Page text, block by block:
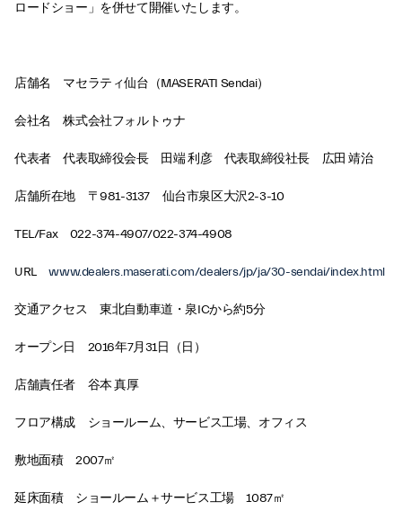
ロードショー」を併せて開催いたします。
店舗名 マセラティ仙台（MASERATI Sendai）
会社名 株式会社フォルトゥナ
代表者 代表取締役会長 田端 利彦 代表取締役社長 広田 靖治
店舗所在地 〒981-3137 仙台市泉区大沢2-3-10
TEL/Fax 022-374-4907/022-374-4908
URLwww.dealers.maserati.com/dealers/jp/ja/30-sendai/index.html
交通アクセス 東北自動車道・泉ICから約5分
オープン日 2016年7月31日（日）
店舗責任者 谷本 真厚
フロア構成 ショールーム、サービス工場、オフィス
敷地面積 2007㎡
延床面積 ショールーム＋サービス工場 1087㎡